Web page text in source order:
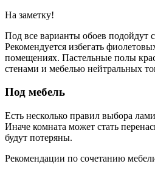
На заметку!
Под все варианты обоев подойдут
Рекомендуется избегать
помещениях. Пастельные полы
стенами и мебелью нейтральных
Под мебель
Есть несколько правил выбора
Иначе комната может стать
будут потеряны.
Рекомендации по сочетанию